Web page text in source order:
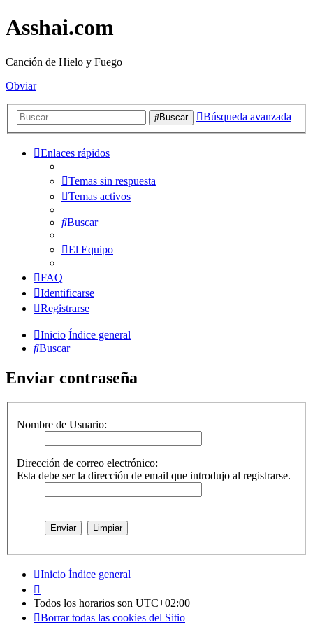
Asshai.com
Canción de Hielo y Fuego
Obviar
Buscar Búsqueda avanzada
Enlaces rápidos
Temas sin respuesta
Temas activos
Buscar
El Equipo
FAQ
Identificarse
Registrarse
Inicio Índice general
Buscar
Enviar contraseña
Nombre de Usuario:
Dirección de correo electrónico:
Esta debe ser la dirección de email que introdujo al registrarse.
Inicio Índice general
Todos los horarios son UTC+02:00
Borrar todas las cookies del Sitio